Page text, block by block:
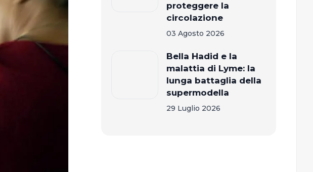
proteggere la
circolazione
03 Agosto 2026
Bella Hadid e la
malattia di Lyme: la
lunga battaglia della
supermodella
29 Luglio 2026